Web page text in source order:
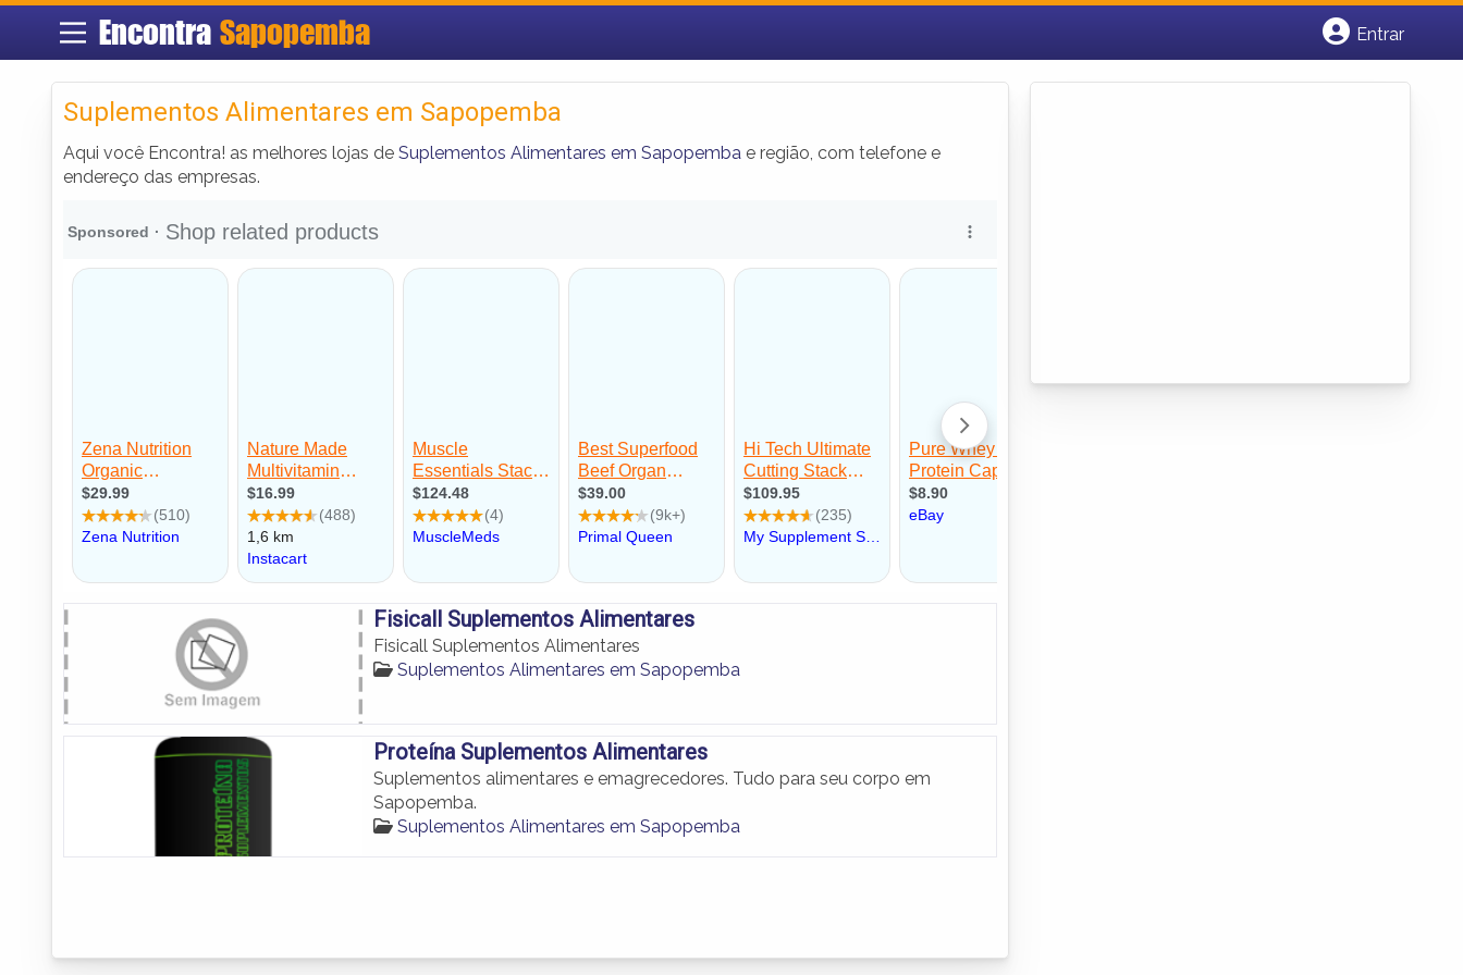
Encontra Sapopemba
Entrar
Suplementos Alimentares em Sapopemba
Aqui você Encontra! as melhores lojas de Suplementos Alimentares em Sapopemba e região, com telefone e
endereço das empresas.
Fisicall Suplementos Alimentares
Fisicall Suplementos Alimentares
Suplementos Alimentares em Sapopemba
Proteína Suplementos Alimentares
Suplementos alimentares e emagrecedores. Tudo para seu corpo em
Sapopemba.
Suplementos Alimentares em Sapopemba